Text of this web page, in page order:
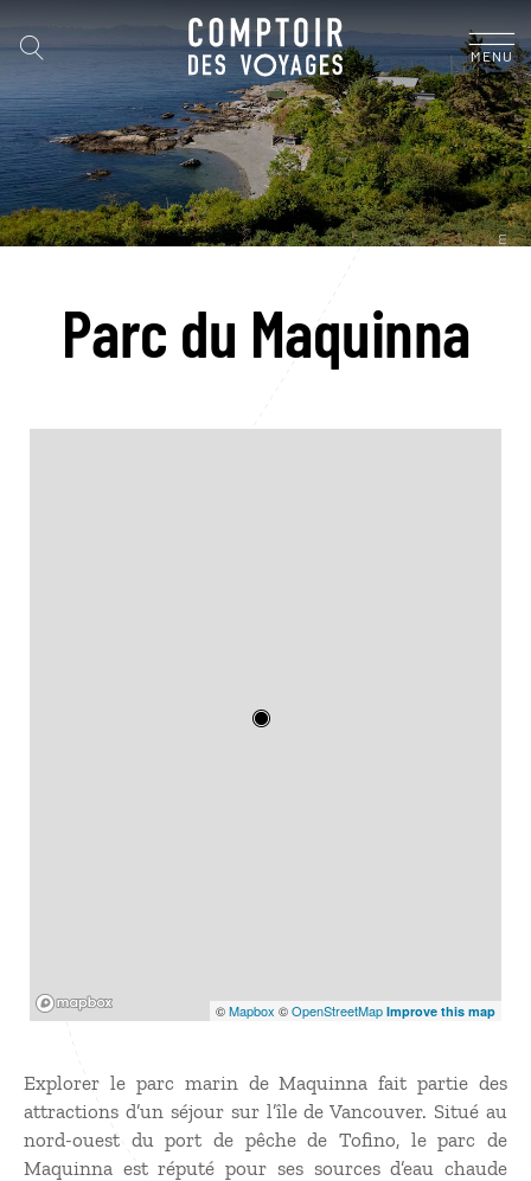
MENU
Parc du Maquinna
©Mapbox ©OpenStreetMap Improve this map
Explorer le parc marin de Maquinna fait partie des
attractions d’un séjour sur l’île de Vancouver. Situé au
nord-ouest du port de pêche de Tofino, le parc de
Maquinna est réputé pour ses sources d’eau chaude